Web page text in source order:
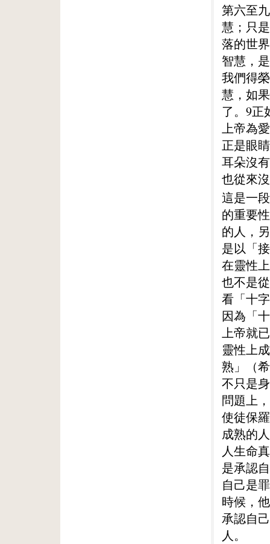
第六至
慧；只
落的世
智慧，
我們得
慧，如
了。9正
上帝為
正是眼
耳朵沒
也從來
這是一
的重要
的人，
是以「
在靈性
也不是
看「十
因為「
上帝就
靈性上
熟」（
不只是
問題上
使徒保
成熟的
人生命
是承認
自己是
時候，
承認自
人。